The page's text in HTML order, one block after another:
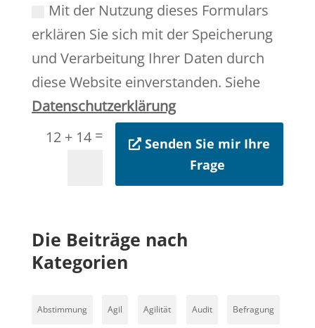
Mit der Nutzung dieses Formulars
erklären Sie sich mit der Speicherung
und Verarbeitung Ihrer Daten durch
diese Website einverstanden. Siehe
Datenschutzerklärung
12 + 14=
Senden Sie mir Ihre
Frage
Die Beiträge nach
Kategorien
Abstimmung Agil Agilität Audit Befragung